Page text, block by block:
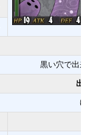
黒い穴で出
出